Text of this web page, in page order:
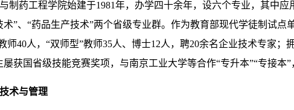
制药工程学院始建于1981年，办学四十余年，设六个专业，其中
术”、“药品生产技术”两个省级专业群。作为教育部现代学徒制试
师40人，“双师型”教师35人、博士12人，聘20余名企业技术专家
获国省级技能竞赛奖项，与南京工业大学等合作“专升本”“专接本
术与管理